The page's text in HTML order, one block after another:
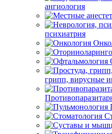
ангиология
психиатрия
грипп, вирусные